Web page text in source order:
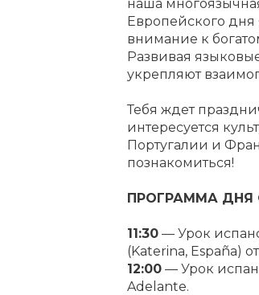
наша
Европейского дня
внимание к
Развивая
укрепляют
Тебя ждет
интересуется
Португалии и
познакомиться!
ПРОГРАММА ДНЯ
11:30 — Урок
(Katerina, España)
12:00 — Урок
Adelante.